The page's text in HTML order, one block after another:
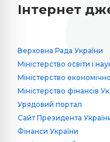
Інтернет
Верховна Рада України
Міністерство освіти і
Міністерство
Міністерство фінансів
Урядовий портал
Сайт Президента
Фінанси України